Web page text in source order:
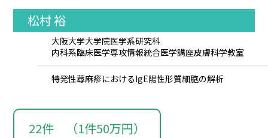
松村 裕
大阪大学大学院医学系研究科
内科系臨床医学専攻情報統合医学講座皮膚科学教室
特発性蕁麻疹におけるIgE陽性形質細胞の解析
22件 （1件50万円）